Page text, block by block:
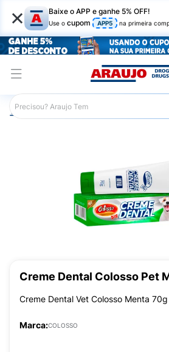
× Baixe o APP e ganhe 5% OFF!
Use o cupom APP5 na primeira
Araujo Pet Shop
Creme Dental Colosso Pet
Creme Dental Vet Colosso Menta 70g
Marca:COLOSSO